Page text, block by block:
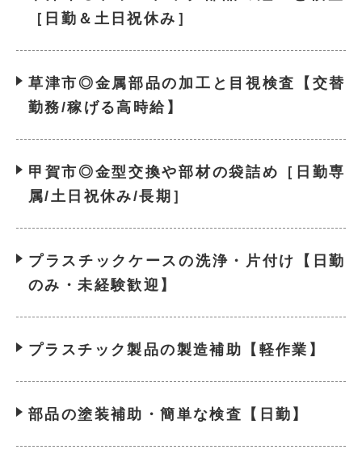
［日勤＆土日祝休み］
草津市◎金属部品の加工と目視検査【交替
勤務/稼げる高時給】
甲賀市◎金型交換や部材の袋詰め［日勤専
属/土日祝休み/長期］
プラスチックケースの洗浄・片付け【日勤
のみ・未経験歓迎】
プラスチック製品の製造補助【軽作業】
部品の塗装補助・簡単な検査【日勤】